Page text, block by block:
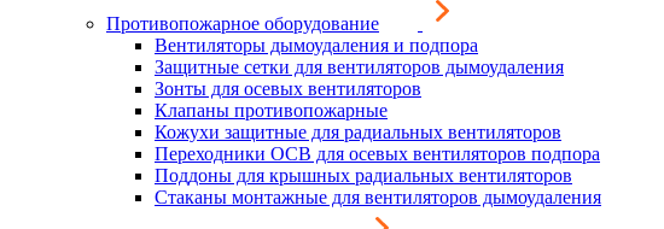
Противопожарное оборудование
Вентиляторы дымоудаления и подпора
Защитные сетки для вентиляторов дымоудаления
Зонты для осевых вентиляторов
Клапаны противопожарные
Кожухи защитные для радиальных вентиляторов
Переходники ОСВ для осевых вентиляторов подпора
Поддоны для крышных радиальных вентиляторов
Стаканы монтажные для вентиляторов дымоудаления